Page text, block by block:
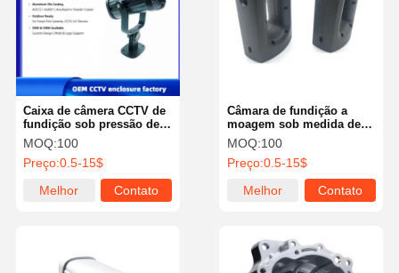
Câmara de fundição a
moagem sob medida de
alta pressão com material
de peso leve
MOQ:100
Preço:0.5-15$
Melhor
Contato
Caixa de câmera CCTV de
fundição sob pressão de
alumínio à prova d'água
IP67 personalizada,
gabinetes de segurança
MOQ:100
Preço:0.5-15$
Melhor
Contato